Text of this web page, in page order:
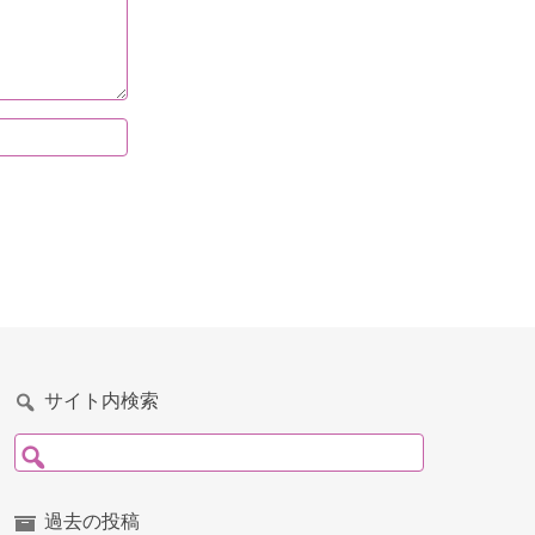
サイト内検索
検索:
過去の投稿